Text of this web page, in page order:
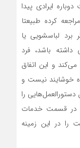
ایرادی پیدا
کرده طبیعتا
برد لباسشویی یا
داشته باشد، فرد
و این اتفاق
خوشایند نیست و
دستورالعمل‌هایی را
قسمت خدمات
را در این زمینه